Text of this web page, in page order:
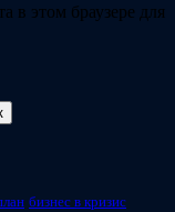
в этом браузере для
бизнес в кризис